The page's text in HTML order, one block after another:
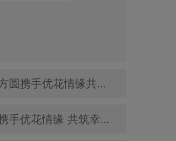
02.珠海智雅方圆携手优花情缘共促青年婚恋交友事业发展
03.豪迈实业携手优花情缘 共筑幸福家庭与企业文化新篇章